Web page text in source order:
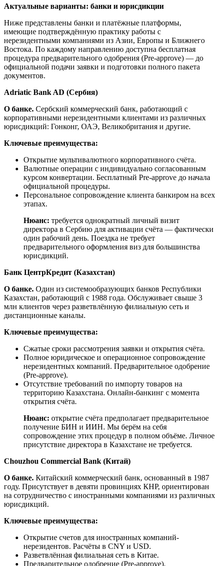
Актуальные варианты: банки и юрисдикции
Ниже представлены банки и платёжные платформы,
имеющие подтверждённую практику работы с
нерезидентными компаниями из Азии, Европы и Ближнего
Востока. По каждому направлению доступна бесплатная
процедура предварительного одобрения (Pre-approve) — до
официальной подачи заявки и подготовки полного пакета
документов.
Adriatic Bank AD (Сербия)
О банке. Сербский коммерческий банк, работающий с
корпоративными нерезидентными клиентами из различных
юрисдикций: Гонконг, ОАЭ, Великобритания и другие.
Ключевые преимущества:
Открытие мультивалютного корпоративного счёта.
Валютные операции с индивидуально согласованным
курсом конвертации. Бесплатный Pre-approve до начала
официальной процедуры.
Персональное сопровождение клиента банкиром на всех
этапах.
Нюанс: требуется однократный личный визит
директора в Сербию для активации счёта — фактически
один рабочий день. Поездка не требует
предварительного оформления виз для большинства
юрисдикций.
Банк ЦентрКредит (Казахстан)
О банке. Один из системообразующих банков Республики
Казахстан, работающий с 1988 года. Обслуживает свыше 3
млн клиентов через разветвлённую филиальную сеть и
дистанционные каналы.
Ключевые преимущества:
Сжатые сроки рассмотрения заявки и открытия счёта.
Полное юридическое и операционное сопровождение
нерезидентных компаний. Предварительное одобрение
(Pre-approve).
Отсутствие требований по импорту товаров на
территорию Казахстана. Онлайн-банкинг с момента
открытия счёта.
Нюанс: открытие счёта предполагает предварительное
получение БИН и ИИН. Мы берём на себя
сопровождение этих процедур в полном объёме. Личное
присутствие директора в Казахстане не требуется.
Chouzhou Commercial Bank (Китай)
О банке. Китайский коммерческий банк, основанный в 1987
году. Присутствует в девяти провинциях КНР, ориентирован
на сотрудничество с иностранными компаниями из различных
юрисдикций.
Ключевые преимущества:
Открытие счетов для иностранных компаний-
нерезидентов. Расчёты в CNY и USD.
Разветвлённая филиальная сеть в Китае.
Предварительное одобрение (Pre-approve).